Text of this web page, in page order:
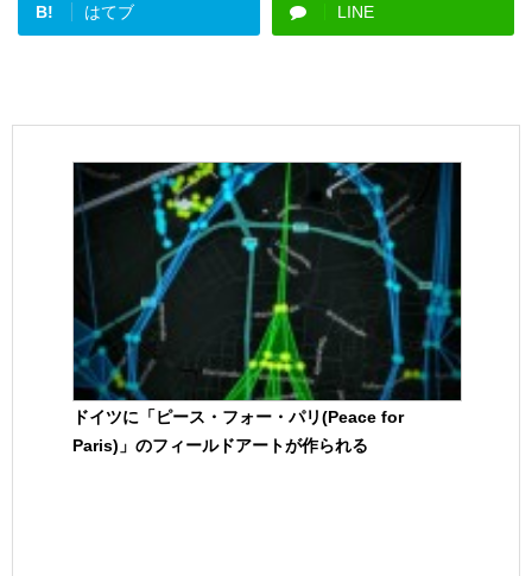
B! はてブ LINE
ドイツに「ピース・フォー・パリ(Peace for
Paris)」のフィールドアートが作られる